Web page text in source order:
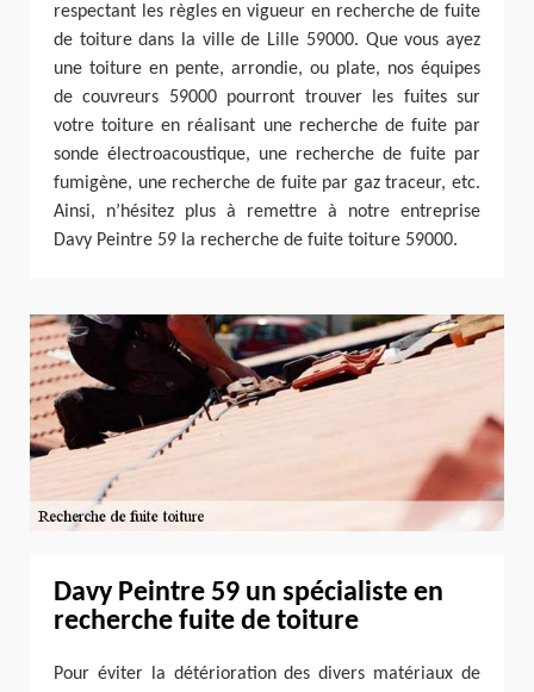
respectant les règles en vigueur en recherche de fuite
de toiture dans la ville de Lille 59000. Que vous ayez
une toiture en pente, arrondie, ou plate, nos équipes
de couvreurs 59000 pourront trouver les fuites sur
votre toiture en réalisant une recherche de fuite par
sonde électroacoustique, une recherche de fuite par
fumigène, une recherche de fuite par gaz traceur, etc.
Ainsi, n’hésitez plus à remettre à notre entreprise
Davy Peintre 59 la recherche de fuite toiture 59000.
Davy Peintre 59 un spécialiste en
recherche fuite de toiture
Pour éviter la détérioration des divers matériaux de